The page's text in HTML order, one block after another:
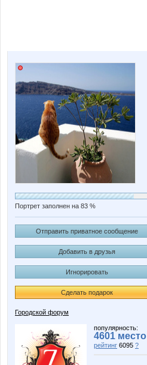
Портрет заполнен на 83 %
Отправить приватное сообщение
Добавить в друзья
Игнорировать
Сделать подарок
Городской форум
популярность:
4601 место
рейтинг 6095 ?